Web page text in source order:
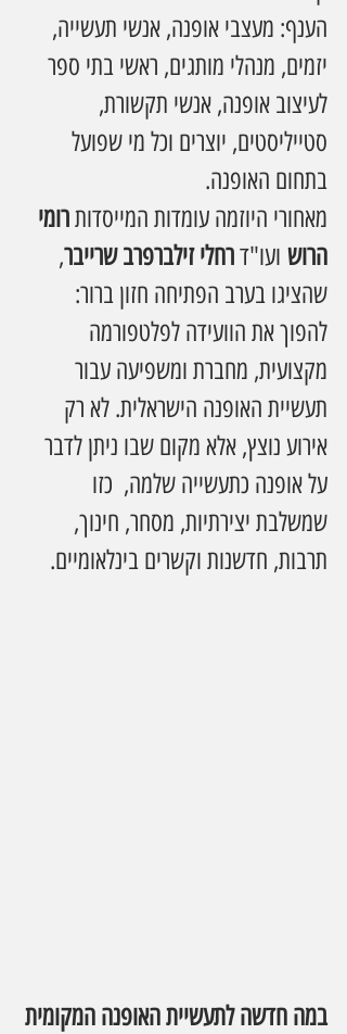
הענף: מעצבי אופנה, אנשי תעשייה,
יזמים, מנהלי מותגים, ראשי בתי ספר
לעיצוב אופנה, אנשי תקשורת,
סטייליסטים, יוצרים וכל מי שפועל
בתחום האופנה.
מאחורי היוזמה עומדות המייסדות רומי
הרוש ועו"ד רחלי זילברפרב שרייבר,
שהציגו בערב הפתיחה חזון ברור:
להפוך את הוועידה לפלטפורמה
מקצועית, מחברת ומשפיעה עבור
תעשיית האופנה הישראלית. לא רק
אירוע נוצץ, אלא מקום שבו ניתן לדבר
על אופנה כתעשייה שלמה,  כזו
שמשלבת יצירתיות, מסחר, חינוך,
תרבות, חדשנות וקשרים בינלאומיים.
במה חדשה לתעשיית האופנה המקומית